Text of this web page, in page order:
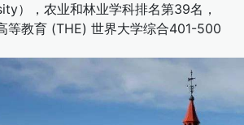
），农业和林业学科排名第39名，
等教育 (THE) 世界大学综合401-500